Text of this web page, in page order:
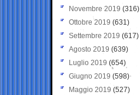
Novembre 2019 (316)
Ottobre 2019 (631)
Settembre 2019 (617)
Agosto 2019 (639)
Luglio 2019 (654)
Giugno 2019 (598)
Maggio 2019 (527)